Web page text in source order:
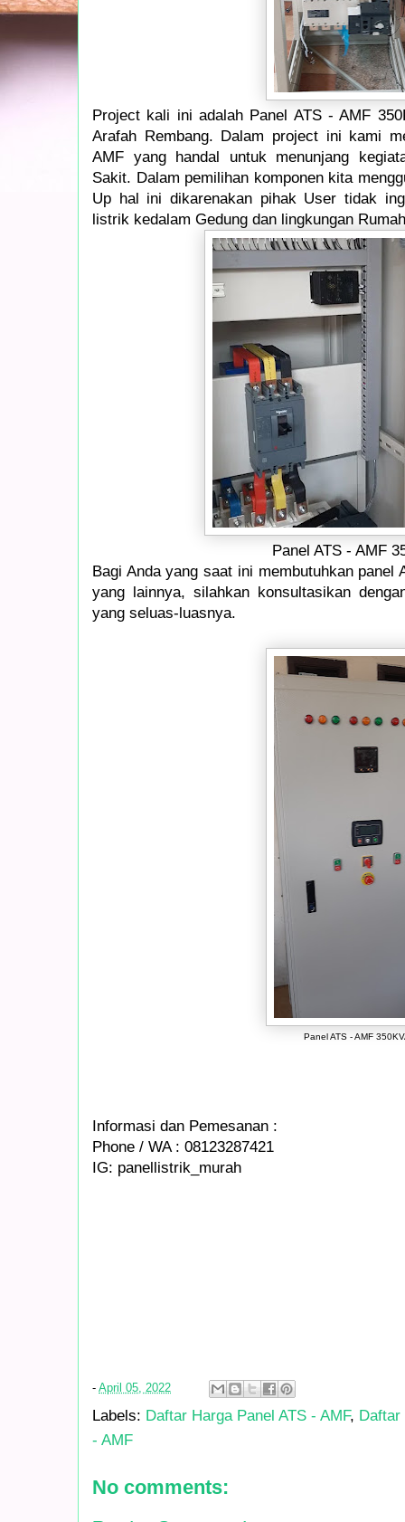
Project kali ini adalah Panel ATS - AMF
Arafah Rembang. Dalam project ini kami
AMF yang handal untuk menunjang
Sakit. Dalam pemilihan komponen kita
Up hal ini dikarenakan pihak User tidak
listrik kedalam Gedung dan lingkungan
Panel ATS - AMF
Bagi Anda yang saat ini membutuhkan panel
yang lainnya, silahkan konsultasikan
yang seluas-luasnya.
Panel ATS - AMF
Informasi dan Pemesanan :
Phone / WA : 08123287421
IG: panellistrik_murah
- April 05, 2022
Labels: Daftar Harga Panel ATS - AMF, Daftar
- AMF
No comments: